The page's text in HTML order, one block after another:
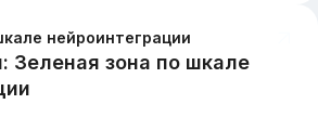
нейроинтеграции